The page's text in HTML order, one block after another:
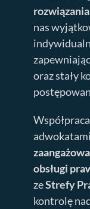
rozwiązania
nas
oraz stały
obsługi
zeStrefy
kontrolę